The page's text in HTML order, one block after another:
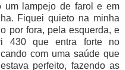
um lampejo de farol e em
Fiquei quieto na minha
por fora, pela esquerda, e
430 que entra forte no
com uma saúde que
perfeito, fazendo as